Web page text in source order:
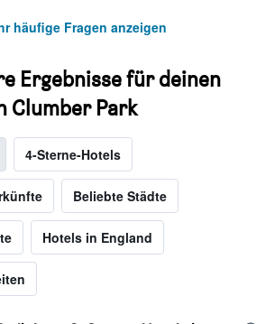
häufige Fragen anzeigen
Ergebnisse für deinen
Clumber Park
4-Sterne-Hotels
Beliebte Städte
Hotels in England